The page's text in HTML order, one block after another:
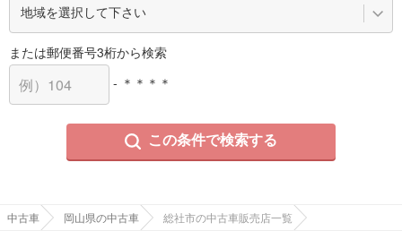
または郵便番号3桁から検索
- ＊＊＊＊
この条件で検索する
中古車 岡山県の中古車 総社市の中古車販売店一覧